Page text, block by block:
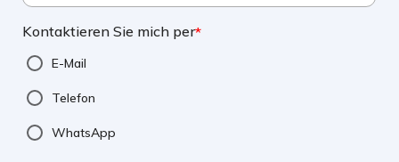
Kontaktieren Sie mich per*
E-Mail
Telefon
WhatsApp